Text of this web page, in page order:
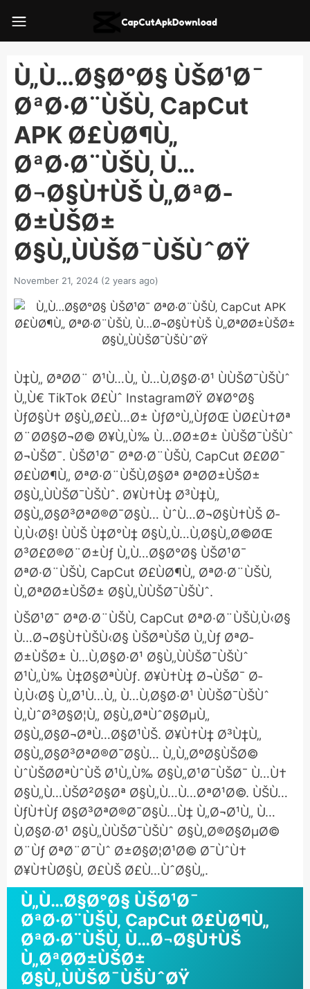
Ù„Ù…Ø§Ø°Ø§ ÙŠØ¹Ø¯
ØªØ·Ø¨ÙŠÙ‚ CapCut
APK Ø£ÙØ¶Ù„
ØªØ·Ø¨ÙŠÙ‚ Ù…
Ø¬Ø§Ù†ÙŠ Ù„ØªØ­
Ø±ÙŠØ±
Ø§Ù„ÙÙŠØ¯ÙŠÙˆØŸ
November 21, 2024 (2 years ago)
Ù‡Ù„ ØªØ­Ø¨ Ø¹Ù…Ù„ Ù…Ù‚Ø§Ø·Ø¹ ÙÙŠØ¯ÙŠÙˆ
Ù„Ù€ TikTok Ø£Ùˆ InstagramØŸ Ø¥Ø°Ø§
ÙƒØ§Ù† Ø§Ù„Ø£Ù…Ø± ÙƒØ°Ù„ÙƒØŒ ÙØ£Ù†Øª
Ø¨Ø­Ø§Ø¬Ø© Ø¥Ù„Ù‰ Ù…Ø­Ø±Ø± ÙÙŠØ¯ÙŠÙˆ
Ø¬ÙŠØ¯. ÙŠØ¹Ø¯ ØªØ·Ø¨ÙŠÙ‚ CapCut Ø£Ø­Ø¯
Ø£ÙØ¶Ù„ ØªØ·Ø¨ÙŠÙ‚Ø§Øª ØªØ­Ø±ÙŠØ±
Ø§Ù„ÙÙŠØ¯ÙŠÙˆ. Ø¥Ù†Ù‡ Ø³Ù‡Ù„
Ø§Ù„Ø§Ø³ØªØ®Ø¯Ø§Ù… ÙˆÙ…Ø¬Ø§Ù†ÙŠ Ø­
Ù‚Ù‹Ø§! ÙÙŠ Ù‡Ø°Ù‡ Ø§Ù„Ù…Ù‚Ø§Ù„Ø©ØŒ
Ø³Ø£Ø®Ø¨Ø±Ùƒ Ù„Ù…Ø§Ø°Ø§ ÙŠØ¹Ø¯
ØªØ·Ø¨ÙŠÙ‚ CapCut Ø£ÙØ¶Ù„ ØªØ·Ø¨ÙŠÙ‚
Ù„ØªØ­Ø±ÙŠØ± Ø§Ù„ÙÙŠØ¯ÙŠÙˆ.
ÙŠØ¹Ø¯ ØªØ·Ø¨ÙŠÙ‚ CapCut ØªØ·Ø¨ÙŠÙ‚Ù‹Ø§
Ù…Ø¬Ø§Ù†ÙŠÙ‹Ø§ ÙŠØªÙŠØ­ Ù„Ùƒ ØªØ­
Ø±ÙŠØ± Ù…Ù‚Ø§Ø·Ø¹ Ø§Ù„ÙÙŠØ¯ÙŠÙˆ
Ø¹Ù„Ù‰ Ù‡Ø§ØªÙÙƒ. Ø¥Ù†Ù‡ Ø¬ÙŠØ¯ Ø­
Ù‚Ù‹Ø§ Ù„Ø¹Ù…Ù„ Ù…Ù‚Ø§Ø·Ø¹ ÙÙŠØ¯ÙŠÙˆ
Ù„ÙˆØ³Ø§Ø¦Ù„ Ø§Ù„ØªÙˆØ§ØµÙ„
Ø§Ù„Ø§Ø¬ØªÙ…Ø§Ø¹ÙŠ. Ø¥Ù†Ù‡ Ø³Ù‡Ù„
Ø§Ù„Ø§Ø³ØªØ®Ø¯Ø§Ù… Ù„Ù„ØºØ§ÙŠØ©
ÙˆÙŠØ­ØªÙˆÙŠ Ø¹Ù„Ù‰ Ø§Ù„Ø¹Ø¯ÙŠØ¯ Ù…Ù†
Ø§Ù„Ù…ÙŠØ²Ø§Øª Ø§Ù„Ù…Ù…ØªØ¹Ø©. ÙŠÙ…
ÙƒÙ†Ùƒ Ø§Ø³ØªØ®Ø¯Ø§Ù…Ù‡ Ù„Ø¬Ø¹Ù„ Ù…
Ù‚Ø§Ø·Ø¹ Ø§Ù„ÙÙŠØ¯ÙŠÙˆ Ø§Ù„Ø®Ø§ØµØ©
Ø¨Ùƒ ØªØ¨Ø¯Ùˆ Ø±Ø§Ø¦Ø¹Ø© Ø¯ÙˆÙ†
Ø¥Ù†ÙØ§Ù‚ Ø£ÙŠ Ø£Ù…ÙˆØ§Ù„.
Ù„Ù…Ø§Ø°Ø§ ÙŠØ¹Ø¯
ØªØ·Ø¨ÙŠÙ‚ CapCut Ø£ÙØ¶Ù„
ØªØ·Ø¨ÙŠÙ‚ Ù…Ø¬Ø§Ù†ÙŠ
Ù„ØªØ­Ø±ÙŠØ±
Ø§Ù„ÙÙŠØ¯ÙŠÙˆØŸ